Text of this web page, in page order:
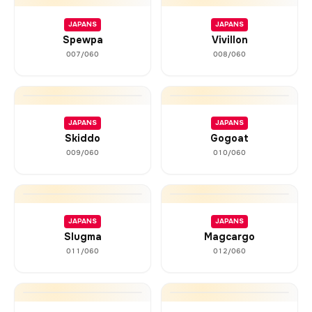
JAPANS
Spewpa
007/060
JAPANS
Vivillon
008/060
JAPANS
Skiddo
009/060
JAPANS
Gogoat
010/060
JAPANS
Slugma
011/060
JAPANS
Magcargo
012/060